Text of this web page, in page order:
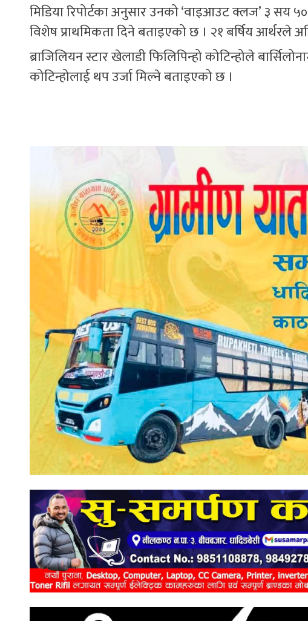
मिडिया रिपोर्टका अनुसार उनको ‘वाइआउट क्लज’ ३ सय
विशेष प्राथमिकता दिने बताइएको छ । २१ बर्षिय आर्थरले
ब्राजिलियन स्टार खेलाडी फिलिपिन्हो कोटिन्होले
कोटिन्होलाई थप उर्जा मिल्ने बताइएको छ ।